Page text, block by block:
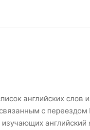
16
английских
с